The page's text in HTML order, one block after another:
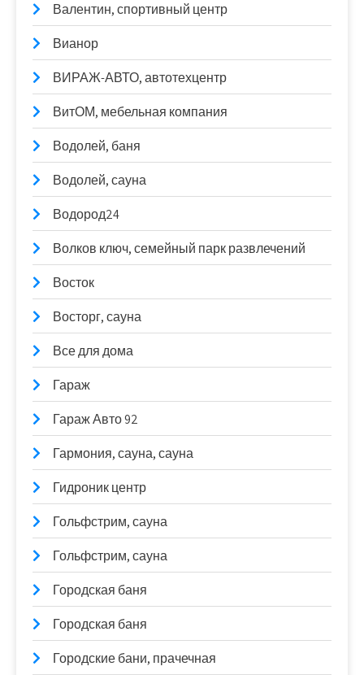
Валентин, спортивный центр
Вианор
ВИРАЖ-АВТО, автотехцентр
ВитОМ, мебельная компания
Водолей, баня
Водолей, сауна
Водород24
Волков ключ, семейный парк развлечений
Восток
Восторг, сауна
Все для дома
Гараж
Гараж Авто 92
Гармония, сауна, сауна
Гидроник центр
Гольфстрим, сауна
Гольфстрим, сауна
Городская баня
Городская баня
Городские бани, прачечная